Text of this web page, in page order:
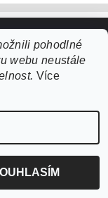
nastavení cookies
pohodlné
webu neustále
Více